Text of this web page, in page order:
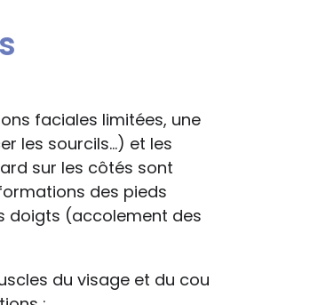
faciales limitées, une
les sourcils...) et les
sur les côtés sont
des pieds
doigts (accolement des
du visage et du cou